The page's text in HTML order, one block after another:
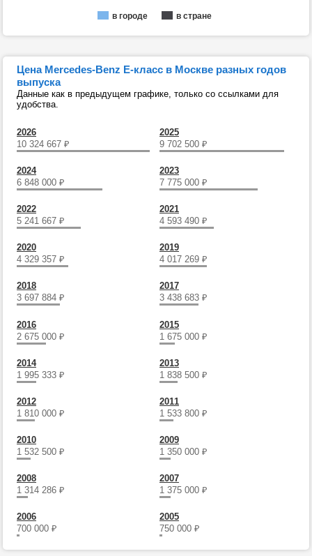
в городе в стране
Цена Mercedes-Benz E-класс в Москве разных годов
выпуска
Данные как в предыдущем графике, только со ссылками для
удобства.
2026
10 324 667 ₽
2025
9 702 500 ₽
2024
6 848 000 ₽
2023
7 775 000 ₽
2022
5 241 667 ₽
2021
4 593 490 ₽
2020
4 329 357 ₽
2019
4 017 269 ₽
2018
3 697 884 ₽
2017
3 438 683 ₽
2016
2 675 000 ₽
2015
1 675 000 ₽
2014
1 995 333 ₽
2013
1 838 500 ₽
2012
1 810 000 ₽
2011
1 533 800 ₽
2010
1 532 500 ₽
2009
1 350 000 ₽
2008
1 314 286 ₽
2007
1 375 000 ₽
2006
700 000 ₽
2005
750 000 ₽